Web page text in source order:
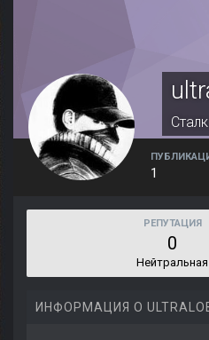
1
РЕПУТАЦИЯ
0
Нейтральная
ИНФОРМАЦИЯ О